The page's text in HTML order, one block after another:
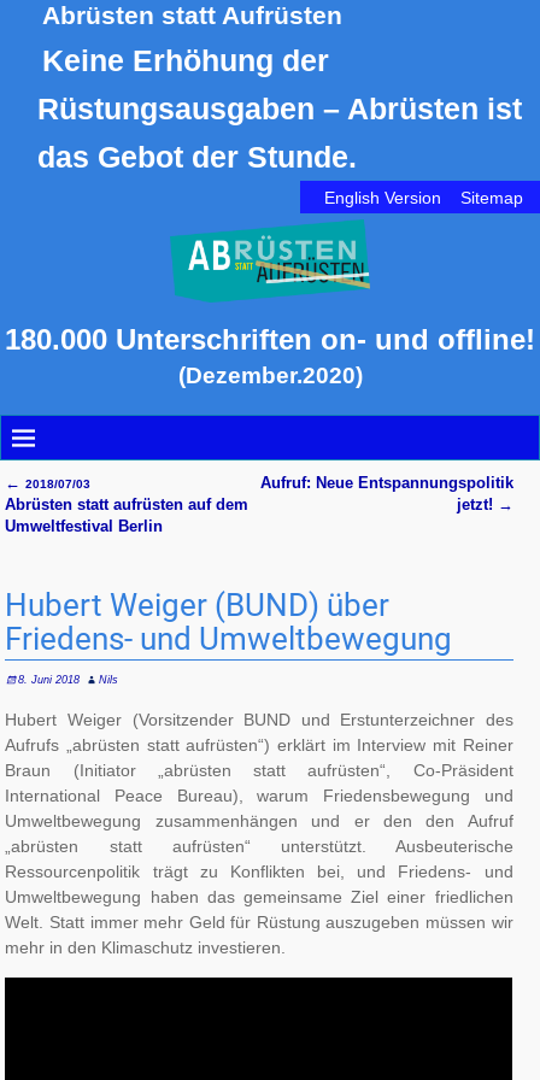
Abrüsten statt Aufrüsten
Keine Erhöhung der
Rüstungsausgaben – Abrüsten ist
das Gebot der Stunde.
English Version Sitemap
180.000 Unterschriften on- und offline!
(Dezember.2020)
Artikelnavigation
← 2018/07/03
Abrüsten statt aufrüsten auf dem
Umweltfestival Berlin
Aufruf: Neue Entspannungspolitik
jetzt! →
Hubert Weiger (BUND) über
Friedens- und Umweltbewegung
8. Juni 2018 Nils
Hubert Weiger (Vorsitzender BUND und Erstunterzeichner des
Aufrufs „abrüsten statt aufrüsten“) erklärt im Interview mit Reiner
Braun (Initiator „abrüsten statt aufrüsten“, Co-Präsident
International Peace Bureau), warum Friedensbewegung und
Umweltbewegung zusammenhängen und er den den Aufruf
„abrüsten statt aufrüsten“ unterstützt. Ausbeuterische
Ressourcenpolitik trägt zu Konflikten bei, und Friedens- und
Umweltbewegung haben das gemeinsame Ziel einer friedlichen
Welt. Statt immer mehr Geld für Rüstung auszugeben müssen wir
mehr in den Klimaschutz investieren.